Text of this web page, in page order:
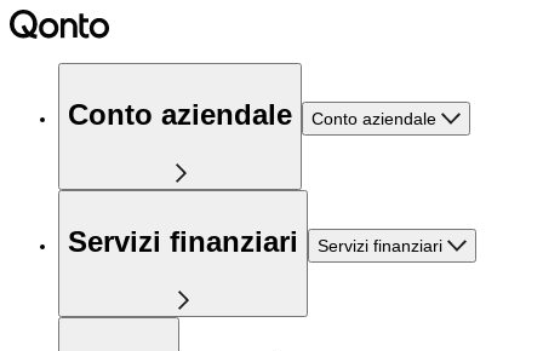
Conto aziendale Conto aziendale
Servizi finanziari Servizi finanziari